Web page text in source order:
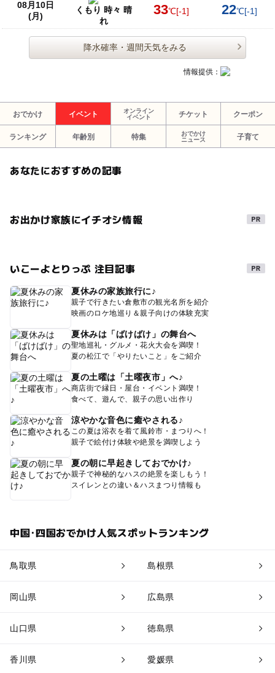
08月10日
(月)
くもり 時々 晴
れ
33℃[-1] 22℃[-1]
降水確率・週間天気をみる
情報提供：
おでかけ イベント
オンライン
イベント
チケット クーポン
ランキング 年齢別 特集
おでかけ
ニュース
子育て
あなたにおすすめの記事
お出かけ家族にイチオシ情報
いこーよとりっぷ 注目記事
夏休みの家族旅行に♪
親子で行きたい倉敷市の観光名所を紹介
映画のロケ地巡り＆親子向けの体験充実
夏休みは「ばけばけ」の舞台へ
聖地巡礼・グルメ・花火大会を満喫！
夏の松江で「やりたいこと」をご紹介
夏の土曜は「土曜夜市」へ♪
商店街で縁日・屋台・イベント満喫！
食べて、遊んで、親子の思い出作り
涼やかな音色に癒やされる♪
この夏は浴衣を着て風鈴市・まつりへ！
親子で絵付け体験や絶景を満喫しよう
夏の朝に早起きしておでかけ♪
親子で神秘的なハスの絶景を楽しもう！
スイレンとの違い＆ハスまつり情報も
中国･四国おでかけ人気スポットランキング
鳥取県 島根県
岡山県 広島県
山口県 徳島県
香川県 愛媛県